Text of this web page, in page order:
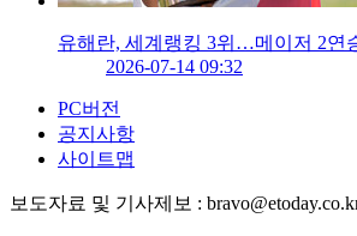
유해란, 세계랭킹 3위…메이저 2연
2026-07-14 09:32
PC버전
공지사항
사이트맵
보도자료 및 기사제보 :